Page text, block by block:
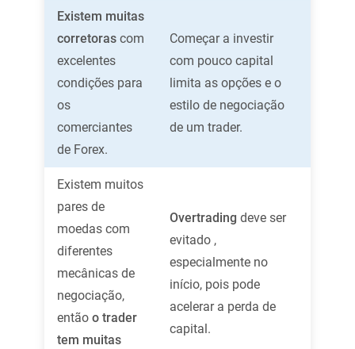
Existem muitas
corretoras com
excelentes
condições para
os
comerciantes
de Forex.
Começar a investir
com pouco capital
limita as opções e o
estilo de negociação
de um trader.
Existem muitos
pares de
moedas com
diferentes
mecânicas de
negociação,
então o trader
tem muitas
Overtrading deve ser
evitado ,
especialmente no
início, pois pode
acelerar a perda de
capital.